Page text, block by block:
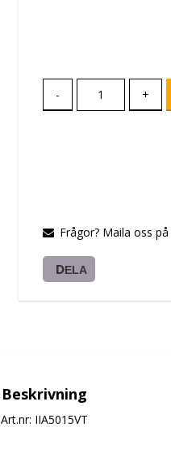
- +
Frågor? Maila oss
DELA
Beskrivning
Art.nr: IIA5015VT